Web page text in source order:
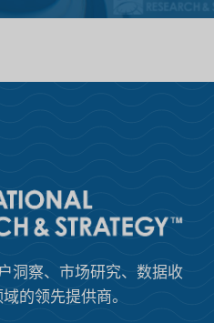
察、市场研究、数据收
的领先提供商。